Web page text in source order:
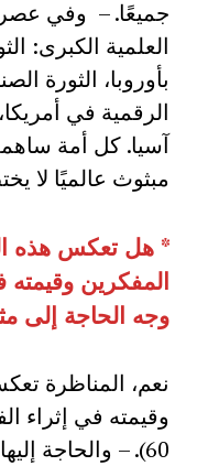
جميعًا. – وفي
العلمية الكبرى:
بأوروبا، الثورة
الرقمية في
آسيا. كل أمة
مبثوث عالميًا لا
* هل تعكس هذه
المفكرين وقيمته
وجه الحاجة إلى
نعم، المناظرة
60). – والحاجة